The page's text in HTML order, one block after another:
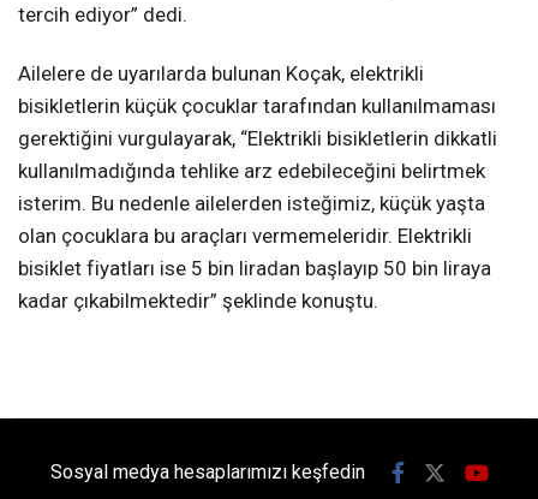
tercih ediyor” dedi.
Ailelere de uyarılarda bulunan Koçak, elektrikli
bisikletlerin küçük çocuklar tarafından kullanılmaması
gerektiğini vurgulayarak, “Elektrikli bisikletlerin dikkatli
kullanılmadığında tehlike arz edebileceğini belirtmek
isterim. Bu nedenle ailelerden isteğimiz, küçük yaşta
olan çocuklara bu araçları vermemeleridir. Elektrikli
bisiklet fiyatları ise 5 bin liradan başlayıp 50 bin liraya
kadar çıkabilmektedir” şeklinde konuştu.
Sosyal medya hesaplarımızı keşfedin